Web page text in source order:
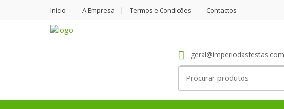
Início A Empresa Termos e Condições Contactos
geral@imperiodasfestas.com
for: